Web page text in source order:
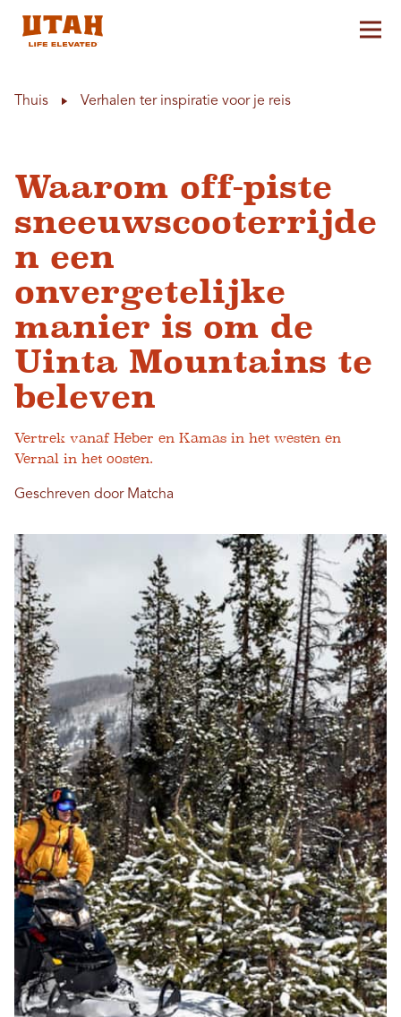
Thuis Verhalen ter inspiratie voor je reis
Waarom off-piste
sneeuwscooterrijde
n een
onvergetelijke
manier is om de
Uinta Mountains te
beleven
Vertrek vanaf Heber en Kamas in het westen en
Vernal in het oosten.
Geschreven door Matcha